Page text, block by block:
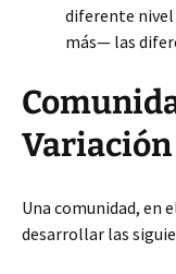
diferente nivel
más— las
Variación
Una comunidad, en
desarrollar las